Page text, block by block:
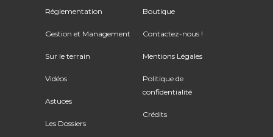
Réglementation
Gestion et Management
Sur le terrain
Vidéos
Astuces
Les Dossiers
Boutique
Contactez-nous !
Mentions Légales
Politique de
confidentialité
Crédits